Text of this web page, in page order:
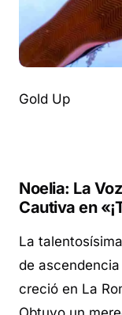
Gold Up
Noelia: La
Cautiva en
La talentosísima
de
creció en La